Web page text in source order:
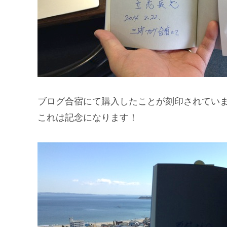
ブログ合宿にて購入したことが刻印されてい
これは記念になります！